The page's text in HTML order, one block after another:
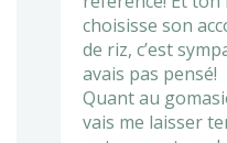
choisisse son
de riz, c’est
avais pas pensé!
Quant au
vais me laisser